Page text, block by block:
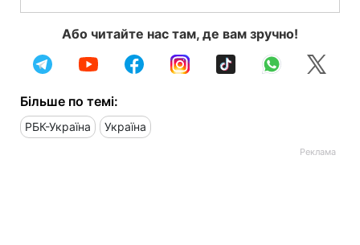
Або читайте нас там, де вам зручно!
Більше по темі:
РБК-Україна Україна